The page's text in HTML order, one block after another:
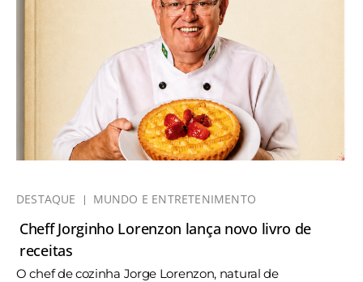
DESTAQUE MUNDO E ENTRETENIMENTO
Cheff Jorginho Lorenzon lança novo livro de
receitas
O chef de cozinha Jorge Lorenzon, natural de